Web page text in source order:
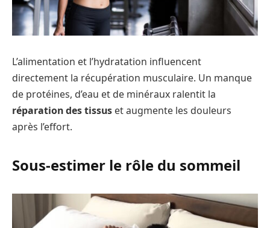
L’alimentation et l’hydratation influencent
directement la récupération musculaire. Un manque
de protéines, d’eau et de minéraux ralentit la
réparation des tissus et augmente les douleurs
après l’effort.
Sous-estimer le rôle du sommeil